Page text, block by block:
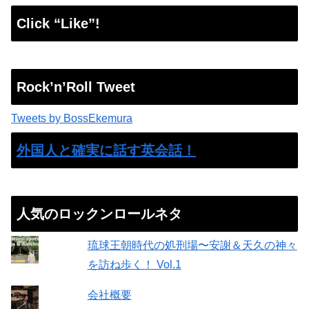
Click “Like”!
Rock’n’Roll Tweet
Tweets by BossEkemura
外国人と確実に話す英会話！
人気のロックンロールネタ
琉球王朝時代の処刑場〜安謝＆天久の神々
を訪ね歩く！ Vol.1
会社概要